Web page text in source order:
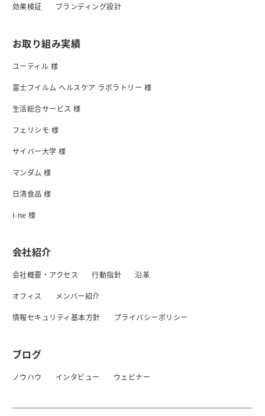
効果検証 ブランディング設計
お取り組み実績
ユーティル 様
富士フイルム ヘルスケア ラボラトリー 様
生活総合サービス 様
フェリシモ 様
サイバー大学 様
マンダム 様
日清食品 様
I-ne 様
会社紹介
会社概要・アクセス 行動指針 沿革
オフィス メンバー紹介
情報セキュリティ基本方針 プライバシーボリシー
ブログ
ノウハウ インタビュー ウェビナー